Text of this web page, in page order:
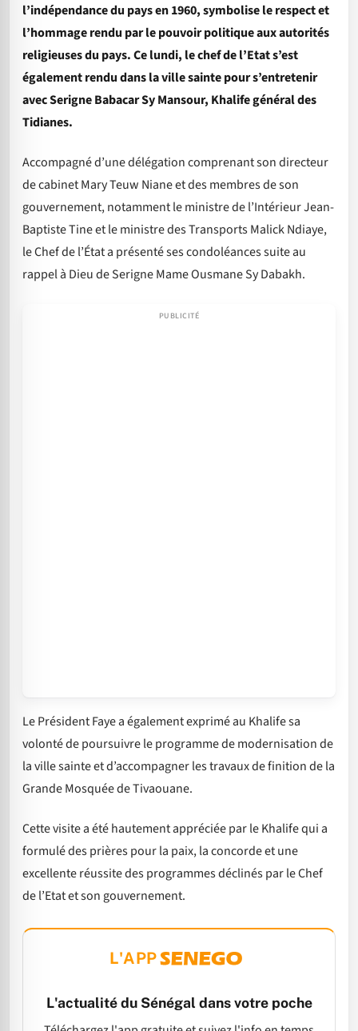
l’indépendance du pays en 1960, symbolise le respect et
l’hommage rendu par le pouvoir politique aux autorités
religieuses du pays. Ce lundi, le chef de l’Etat s’est
également rendu dans la ville sainte pour s’entretenir
avec Serigne Babacar Sy Mansour, Khalife général des
Tidianes.
Accompagné d’une délégation comprenant son directeur
de cabinet Mary Teuw Niane et des membres de son
gouvernement, notamment le ministre de l’Intérieur Jean-
Baptiste Tine et le ministre des Transports Malick Ndiaye,
le Chef de l’État a présenté ses condoléances suite au
rappel à Dieu de Serigne Mame Ousmane Sy Dabakh.
LePrésident Faye a également exprimé au Khalife sa
volonté de poursuivre le programme de modernisation de
la ville sainte et d’accompagner les travaux de finition de la
Grande Mosquée de Tivaouane.
Cette visite a été hautement appréciée par le Khalife qui a
formulé des prières pour la paix, la concorde et une
excellente réussite des programmes déclinés par le Chef
de l’Etat et son gouvernement.
L'APP
L'actualité du Sénégal dans votre poche